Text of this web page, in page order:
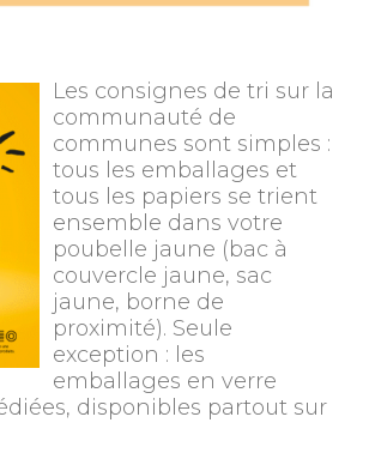
Les consignes de tri sur la
communauté de
communes sont simples :
tous les emballages et
tous les papiers se trient
ensemble dans votre
poubelle jaune (bac à
couvercle jaune, sac
jaune, borne de
proximité). Seule
exception : les
emballages en verre
disponibles partout sur